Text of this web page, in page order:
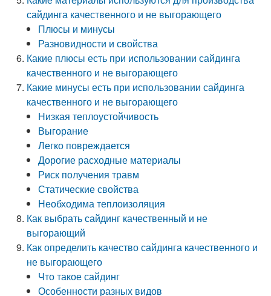
сайдинга качественного и не выгорающего
Плюсы и минусы
Разновидности и свойства
Какие плюсы есть при использовании сайдинга
качественного и не выгорающего
Какие минусы есть при использовании сайдинга
качественного и не выгорающего
Низкая теплоустойчивость
Выгорание
Легко повреждается
Дорогие расходные материалы
Риск получения травм
Статические свойства
Необходима теплоизоляция
Как выбрать сайдинг качественный и не
выгорающий
Как определить качество сайдинга качественного и
не выгорающего
​Что такое сайдинг
​Особенности разных видов